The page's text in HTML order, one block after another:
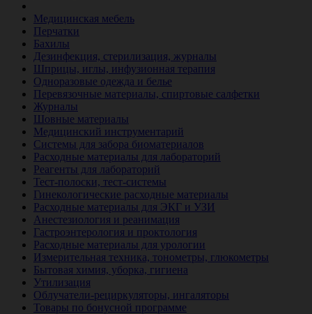
Медицинская мебель
Перчатки
Бахилы
Дезинфекция, стерилизация, журналы
Шприцы, иглы, инфузионная терапия
Одноразовые одежда и белье
Перевязочные материалы, спиртовые салфетки
Журналы
Шовные материалы
Медицинский инструментарий
Системы для забора биоматериалов
Расходные материалы для лабораторий
Реагенты для лабораторий
Тест-полоски, тест-системы
Гинекологические расходные материалы
Расходные материалы для ЭКГ и УЗИ
Анестезиология и реанимация
Гастроэнтерология и проктология
Расходные материалы для урологии
Измерительная техника, тонометры, глюкометры
Бытовая химия, уборка, гигиена
Утилизация
Облучатели-рециркуляторы, ингаляторы
Товары по бонусной программе